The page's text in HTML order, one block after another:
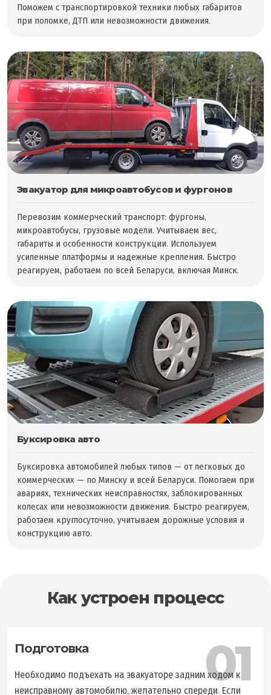
Поможем с транспортировкой техники любых габаритов
при поломке, ДТП или невозможности движения.
Эвакуатор для микроавтобусов и фургонов
Перевозим коммерческий транспорт: фургоны,
микроавтобусы, грузовые модели. Учитываем вес,
габариты и особенности конструкции. Используем
усиленные платформы и надежные крепления. Быстро
реагируем, работаем по всей Беларуси, включая Минск.
Буксировка авто
Буксировка автомобилей любых типов — от легковых до
коммерческих — по Минску и всей Беларуси. Помогаем при
авариях, технических неисправностях, заблокированных
колесах или невозможности движения. Быстро реагируем,
работаем круглосуточно, учитываем дорожные условия и
конструкцию авто.
Как устроен процесс
01
Подготовка
Необходимо подъехать на эвакуаторе задним ходом к
неисправному автомобилю, желательно спереди. Если